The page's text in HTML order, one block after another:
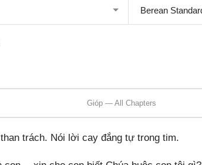
Gióp — All Chapters
trách. Nói lời cay đắng tự trong tim.